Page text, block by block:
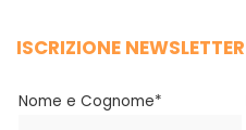
ISCRIZIONE NEWSLETTER
Nome e Cognome*